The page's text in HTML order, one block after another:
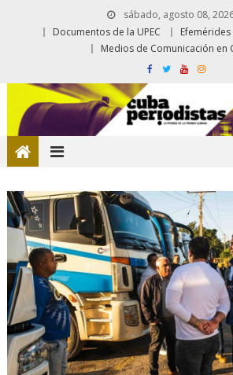
sábado, agosto 08,
Documentos de la UPEC
Medios de Comunicación en